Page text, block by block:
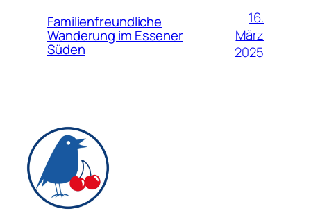
Familienfreundliche
Wanderung im Essener
Süden
16.
März
2025